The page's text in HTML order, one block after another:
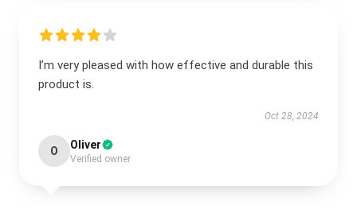
I’m very pleased with how effective and durable this
product is.
Oct 28, 2024
O Oliver
Verified owner